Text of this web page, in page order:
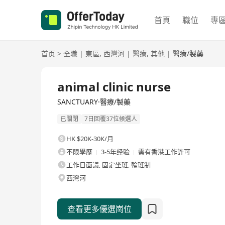
首頁 職位 專
首页 > 全職 | 東區, 西灣河 | 醫療, 其他 | 醫療/製藥
animal clinic nurse
SANCTUARY·醫療/製藥
已關閉 7日回覆37位候選人
HK $20K-30K/月
不限學歷
3-5年经验
需有香港工作許可
工作日面議, 固定坐班, 輪班制
西灣河
查看更多優選崗位